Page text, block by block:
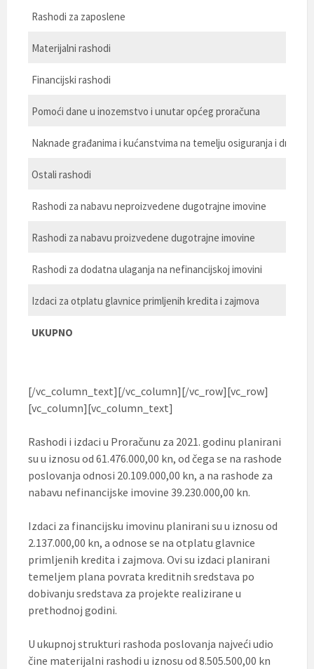
Rashodi za zaposlene
Materijalni rashodi
Financijski rashodi
Pomoći dane u inozemstvo i unutar općeg proračuna
Naknade građanima i kućanstvima na temelju osiguranja i druge
Ostali rashodi
Rashodi za nabavu neproizvedene dugotrajne imovine
Rashodi za nabavu proizvedene dugotrajne imovine
Rashodi za dodatna ulaganja na nefinancijskoj imovini
Izdaci za otplatu glavnice primljenih kredita i zajmova
UKUPNO
[/vc_column_text][/vc_column][/vc_row][vc_row]
[vc_column][vc_column_text]
Rashodi i izdaci u Proračunu za 2021. godinu planirani
su u iznosu od 61.476.000,00 kn, od čega se na rashode
poslovanja odnosi 20.109.000,00 kn, a na rashode za
nabavu nefinancijske imovine 39.230.000,00 kn.
Izdaci za financijsku imovinu planirani su u iznosu od
2.137.000,00 kn, a odnose se na otplatu glavnice
primljenih kredita i zajmova. Ovi su izdaci planirani
temeljem plana povrata kreditnih sredstava po
dobivanju sredstava za projekte realizirane u
prethodnoj godini.
U ukupnoj strukturi rashoda poslovanja najveći udio
čine materijalni rashodi u iznosu od 8.505.500,00 kn